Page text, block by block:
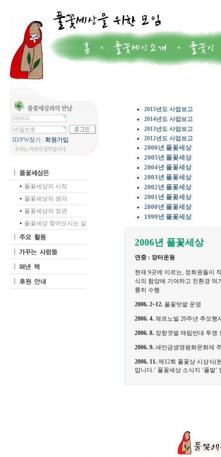
ID/PW찾기 회원가입
풀꽃세상의 시작
풀꽃세상의 생각
풀꽃세상의 정관
풀꽃세상 찾아오시는 길
2015년도 사업보고
2014년도 사업보고
2013년도 사업보고
2012년도 사업보고
2006년 풀꽃세상
2005년 풀꽃세상
2004년 풀꽃세상
2003년 풀꽃세상
2002년 풀꽃세상
2001년 풀꽃세상
2000년 풀꽃세상
1999년 풀꽃세상
2006년 풀꽃세상
연중 : 장터운동
현재 9곳에 이르는, 정회원들이
식의 함양에 기여하고 친환경 먹
륭히 수행
2006. 2~12.풀꽃텃밭 운영
2006. 4.체르노빌 20주년 추모행
2006. 8.장항갯벌 매립반대 투쟁
2006. 9.새만금생명평화문화제
2006. 11.제12회 풀꽃상 시상식(
맙니다.’ 풀꽃세상 소식지 ‘풀밭’